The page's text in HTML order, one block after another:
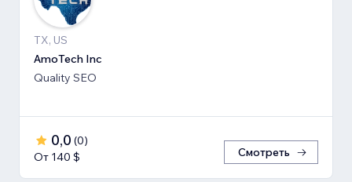
TX, US
AmoTech Inc
Quality SEO
0,0 (0)
От 140 $
Смотреть